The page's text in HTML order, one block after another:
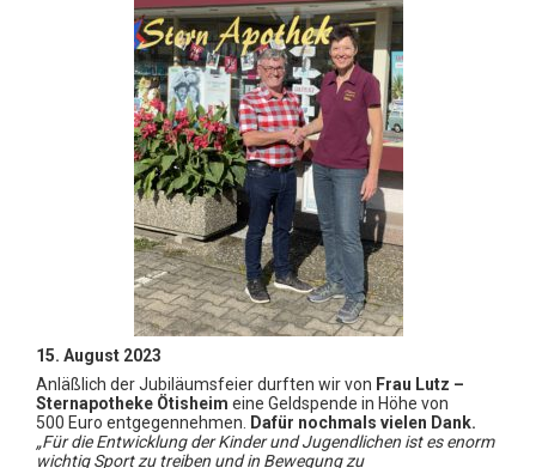
15. August 2023
Anläßlich der Jubiläumsfeier durften wir von Frau Lutz –
Sternapotheke Ötisheim eine Geldspende in Höhe von
500 Euro entgegennehmen.
Dafür nochmals vielen Dank.
„Für die Entwicklung der Kinder und Jugendlichen ist es enorm
wichtig Sport zu treiben und in Bewegung zu